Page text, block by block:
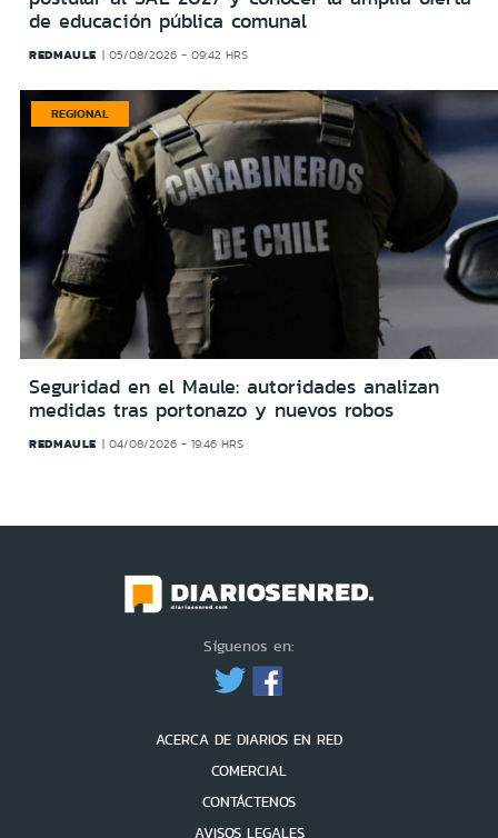
de educación pública comunal
REDMAULE 05/08/2026 - 09:42 HRS
REGIONAL
Seguridad en el Maule: autoridades analizan
medidas tras portonazo y nuevos robos
REDMAULE 04/08/2026 - 19:46 HRS
Síguenos en:
ACERCA DE DIARIOS EN RED
COMERCIAL
CONTÁCTENOS
AVISOS LEGALES